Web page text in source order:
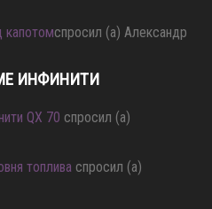
капотомспросил (а) Александр
ИНФИНИТИ
QX 70 спросил (а)
топлива спросил (а)